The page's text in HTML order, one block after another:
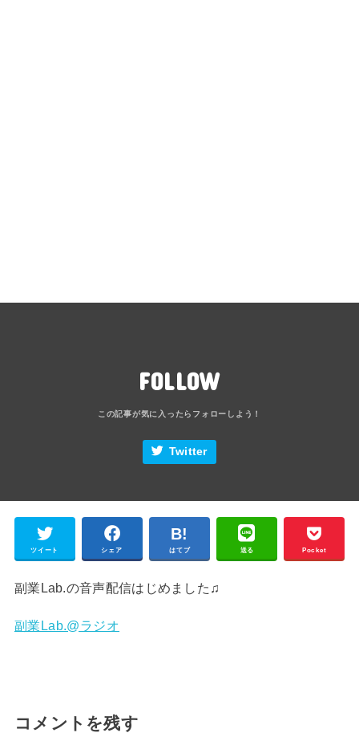
FOLLOW
Twitter
ツイート シェア はてブ 送る Pocket
副業Lab.の音声配信はじめました♫
副業Lab.@ラジオ
コメントを残す